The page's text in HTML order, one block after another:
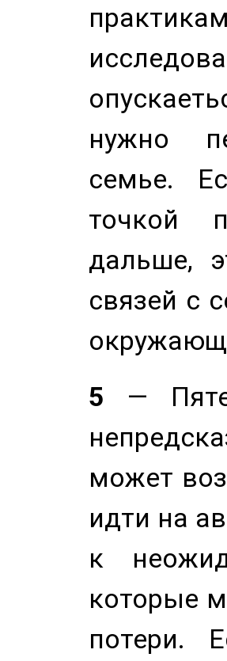
нужно
семье.
точкой
дальше,
связей с
5 —
может
идти на
к
которые
потери.